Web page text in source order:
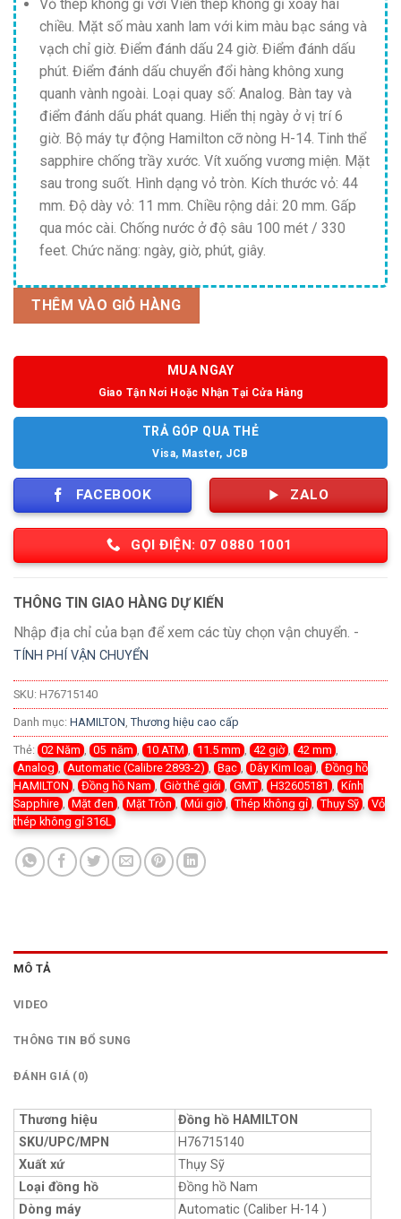
Vỏ thép không gỉ với Viền thép không gỉ xoay hai
chiều. Mặt số màu xanh lam với kim màu bạc sáng và
vạch chỉ giờ. Điểm đánh dấu 24 giờ. Điểm đánh dấu
phút. Điểm đánh dấu chuyển đổi hàng không xung
quanh vành ngoài. Loại quay số: Analog. Bàn tay và
điểm đánh dấu phát quang. Hiển thị ngày ở vị trí 6
giờ. Bộ máy tự động Hamilton cỡ nòng H-14. Tinh thể
sapphire chống trầy xước. Vít xuống vương miện. Mặt
sau trong suốt. Hình dạng vỏ tròn. Kích thước vỏ: 44
mm. Độ dày vỏ: 11 mm. Chiều rộng dải: 20 mm. Gấp
qua móc cài. Chống nước ở độ sâu 100 mét / 330
feet. Chức năng: ngày, giờ, phút, giây.
THÊM VÀO GIỎ HÀNG
MUA NGAY
Giao Tận Nơi Hoặc Nhận Tại Cửa Hàng
TRẢ GÓP QUA THẺ
Visa, Master, JCB
FACEBOOK ZALO
GỌI ĐIỆN: 07 0880 1001
THÔNG TIN GIAO HÀNG DỰ KIẾN
Nhập địa chỉ của bạn để xem các tùy chọn vận chuyển. -
TÍNH PHÍ VẬN CHUYỂN
SKU: H76715140
Danh mục: HAMILTON, Thương hiệu cao cấp
Thẻ: 02 Năm , 05 năm , 10 ATM , 11.5 mm , 42 giờ , 42 mm ,
Analog , Automatic (Calibre 2893-2) , Bạc , Dây Kim loại , Đồng hồ
HAMILTON , Đồng hồ Nam , Giờ thế giới , GMT , H32605181 , Kính
Sapphire , Mặt đen , Mặt Tròn , Múi giờ , Thép không gỉ , Thụy Sỹ , Vỏ
thép không gỉ 316L
MÔ TẢ
VIDEO
THÔNG TIN BỔ SUNG
ĐÁNH GIÁ (0)
Thương hiệu
Đồng hồ HAMILTON
SKU/UPC/MPN
H76715140
Xuất xứ
Thụy Sỹ
Loại đồng hồ
Đồng hồ Nam
Dòng máy
Automatic (Caliber H-14 )